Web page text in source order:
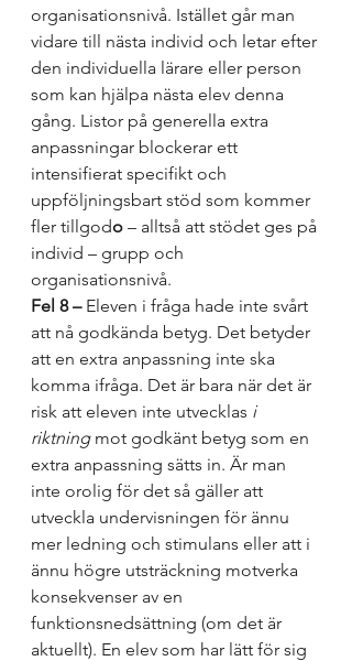
organisationsnivå. Istället går man
vidare till nästa individ och letar efter
den individuella lärare eller person
som kan hjälpa nästa elev denna
gång. Listor på generella extra
anpassningar blockerar ett
intensifierat specifikt och
uppföljningsbart stöd som kommer
fler tillgodo – alltså att stödet ges på
individ – grupp och
organisationsnivå.
Fel 8 – Eleven i fråga hade inte svårt
att nå godkända betyg. Det betyder
att en extra anpassning inte ska
komma ifråga. Det är bara när det är
risk att eleven inte utvecklas i
riktning mot godkänt betyg som en
extra anpassning sätts in. Är man
inte orolig för det så gäller att
utveckla undervisningen för ännu
mer ledning och stimulans eller att i
ännu högre utsträckning motverka
konsekvenser av en
funktionsnedsättning (om det är
aktuellt). En elev som har lätt för sig